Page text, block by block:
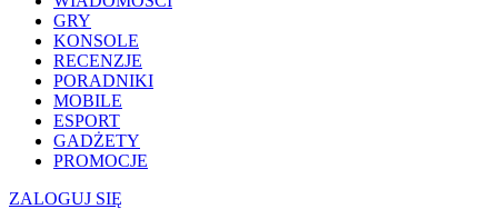
GRY
KONSOLE
RECENZJE
PORADNIKI
MOBILE
ESPORT
GADŻETY
PROMOCJE
ZALOGUJ SIĘ